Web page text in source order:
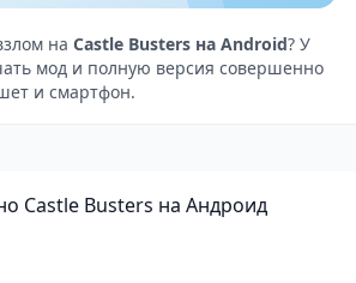
в общую тактику, меняя
обороны.
со стилями, ведь здесь нет
если они приносят
Защита в этой игре —
участки, оставляйте
на Castle Busters на Android? У
мод и полную версия совершенно
и смартфон.
Castle Busters на Андроид